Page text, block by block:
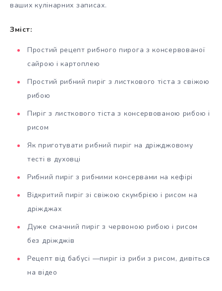
ваших кулінарних записах.
Зміст:
Простий рецепт рибного пирога з консервованої
сайрою і картоплею
Простий рибний пиріг з листкового тіста з свіжою
рибою
Пиріг з листкового тіста з консервованою рибою і
рисом
Як приготувати рибний пиріг на дріжджовому
тесті в духовці
Рибний пиріг з рибними консервами на кефірі
Відкритий пиріг зі свіжою скумбрією і рисом на
дріжджах
Дуже смачний пиріг з червоною рибою і рисом
без дріжджів
Рецепт від бабусі —пиріг із риби з рисом, дивіться
на відео